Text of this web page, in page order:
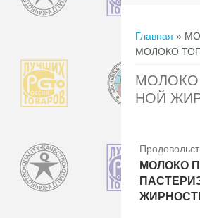
Вы здесь
Главная »
МОЛОКО
МОЛОКО
НОЙ
МОЛОКО